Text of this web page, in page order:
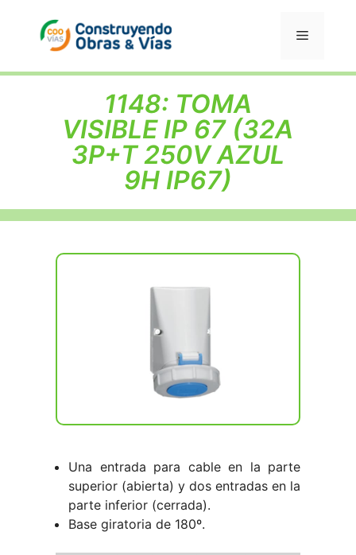
contenido
Menú
1148: TOMA
VISIBLE IP 67 (32A
3P+T 250V AZUL
9H IP67)
Una entrada para cable en la parte
superior (abierta) y dos entradas en la
parte inferior (cerrada).
Base giratoria de 180º.